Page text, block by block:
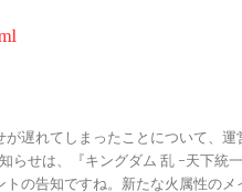
が遅れてしまったことについて、
らせは、『キングダム 乱 -天下統
トの告知ですね。新たな火属性の